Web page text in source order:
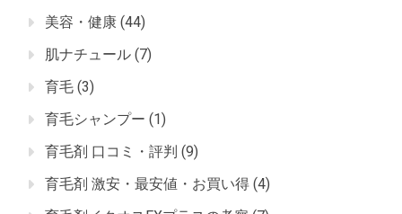
美容・健康 (44)
肌ナチュール (7)
育毛 (3)
育毛シャンプー (1)
育毛剤 口コミ・評判 (9)
育毛剤 激安・最安値・お買い得 (4)